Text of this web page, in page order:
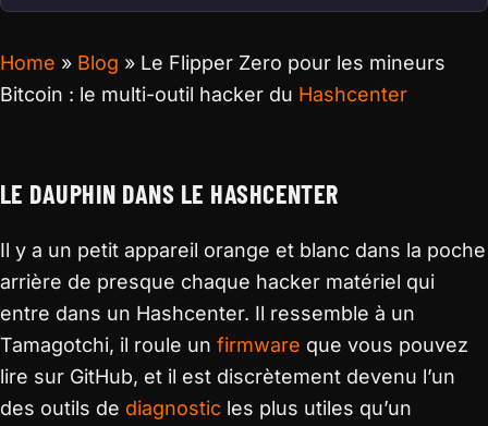
Home » Blog » Le Flipper Zero pour les mineurs
Bitcoin : le multi-outil hacker du Hashcenter
LE DAUPHIN DANS LE HASHCENTER
Il y a un petit appareil orange et blanc dans la poche
arrière de presque chaque hacker matériel qui
entre dans un Hashcenter. Il ressemble à un
Tamagotchi, il roule un firmware que vous pouvez
lire sur GitHub, et il est discrètement devenu l’un
des outils de diagnostic les plus utiles qu’un